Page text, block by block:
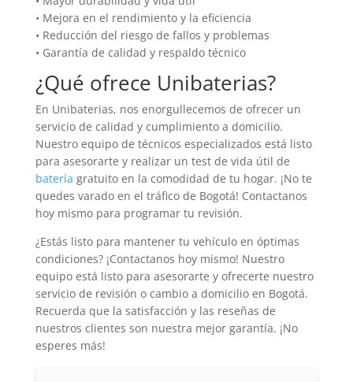
• Mejora en el rendimiento y la eficiencia
• Reducción del riesgo de fallos y problemas
• Garantía de calidad y respaldo técnico
¿Qué ofrece Unibaterias?
En Unibaterias, nos enorgullecemos de ofrecer un
servicio de calidad y cumplimiento a domicilio.
Nuestro equipo de técnicos especializados está listo
para asesorarte y realizar un test de vida útil de
batería gratuito en la comodidad de tu hogar. ¡No te
quedes varado en el tráfico de Bogotá! Contactanos
hoy mismo para programar tu revisión.
¿Estás listo para mantener tu vehículo en óptimas
condiciones? ¡Contactanos hoy mismo! Nuestro
equipo está listo para asesorarte y ofrecerte nuestro
servicio de revisión o cambio a domicilio en Bogotá.
Recuerda que la satisfacción y las reseñas de
nuestros clientes son nuestra mejor garantía. ¡No
esperes más!